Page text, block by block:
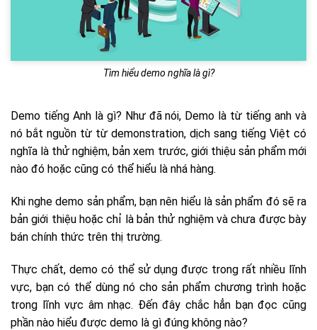
Tìm hiểu demo nghĩa là gì?
Demo tiếng Anh là gì? Như đã nói, Demo là từ tiếng anh và
nó bắt nguồn từ từ demonstration, dịch sang tiếng Việt có
nghĩa là thử nghiệm, bản xem trước, giới thiệu sản phẩm mới
nào đó hoặc cũng có thể hiểu là nhá hàng.
Khi nghe demo sản phẩm, bạn nên hiểu là sản phẩm đó sẽ ra
bản giới thiệu hoặc chỉ là bản thử nghiệm và chưa được bày
bán chính thức trên thị trường.
Thực chất, demo có thể sử dụng được trong rất nhiều lĩnh
vực, bạn có thể dùng nó cho sản phẩm chương trình hoặc
trong lĩnh vực âm nhạc. Đến đây chắc hẳn bạn đọc cũng
phần nào hiểu được demo là gì đúng không nào?